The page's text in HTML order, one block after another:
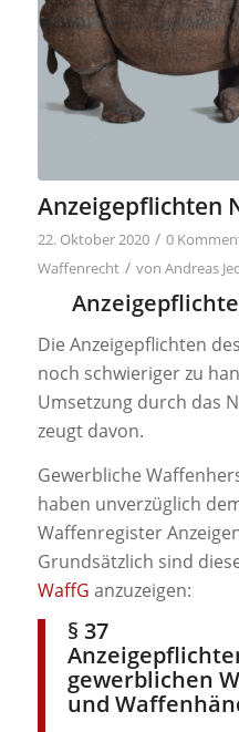
Anzeigepflichten
22. Oktober 2020 / 0
Waffenrecht / von Andreas
Die Anzeigepflichten
noch schwieriger zu
Umsetzung durch das
zeugt davon.
Gewerbliche
haben unverzüglich
Waffenregister
Grundsätzlich sind
WaffG anzuzeigen:
§ 37
gewerblichen
und